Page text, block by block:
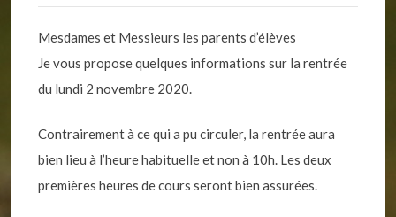
Mesdames et Messieurs les parents d’élèves
Je vous propose quelques informations sur la rentrée
du lundi 2 novembre 2020.
Contrairement à ce qui a pu circuler, la rentrée aura
bien lieu à l’heure habituelle et non à 10h. Les deux
premières heures de cours seront bien assurées.